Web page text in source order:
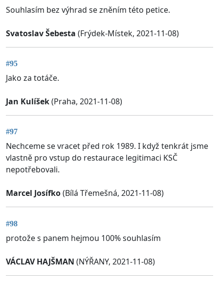
Souhlasím bez výhrad se zněním této petice.
Svatoslav Šebesta (Frýdek-Místek, 2021-11-08)
#95
Jako za totáče.
Jan Kulíšek(Praha, 2021-11-08)
#97
Nechceme se vracet před rok 1989. I když tenkrát jsme
vlastně pro vstup do restaurace legitimaci KSČ
nepotřebovali.
Marcel Josífko(Bílá Třemešná, 2021-11-08)
#98
protože s panem hejmou 100% souhlasím
VÁCLAV HAJŠMAN (NÝŘANY, 2021-11-08)